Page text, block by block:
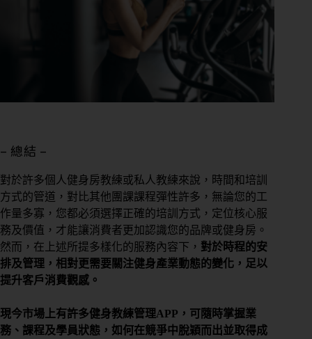
– 總結 –
對於許多個人健身房教練或私人教練來說，時間和培訓
方式的管道，對比其他團課課程彈性許多，無論您的工
作量多寡，您都必須選擇正確的培訓方式，定位核心服
務及價值，才能讓消費者更加認識您的品牌或健身房。
然而，在上述所提多樣化的服務內容下， 對於時程的安
排及管理，相對更需要關注健身產業動態的變化，足以
提升客戶消費觀感。
現今市場上有許多健身教練管理APP，可隨時掌握業
務、課程及學員狀態，如何在競爭中脫穎而出並取得成
態
解
的
內
容
團
課
課
管